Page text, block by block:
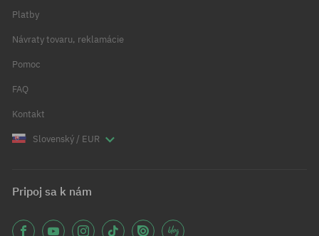
Platby
Návraty tovaru, reklamácie
Pomoc
FAQ
Kontakt
Slovenský / EUR
Pripoj sa k nám